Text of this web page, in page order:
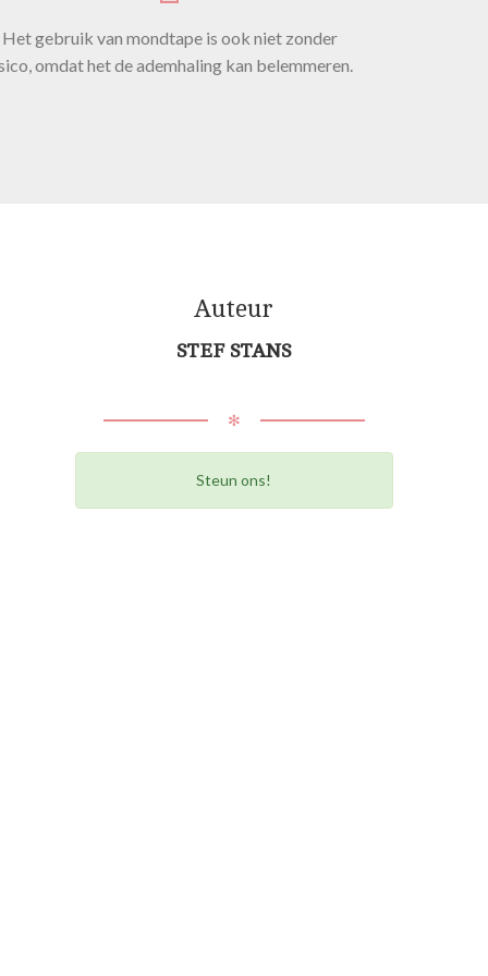
Het gebruik van mondtape is ook niet zonder
omdat het de ademhaling kan belemmeren.
Auteur
STEF STANS
✻
Steun ons!